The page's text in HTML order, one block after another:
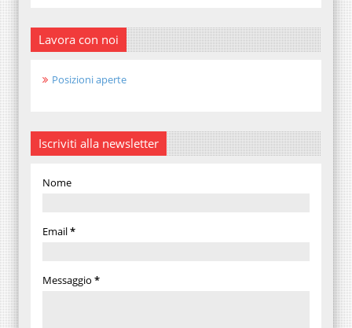
Lavora con noi
Posizioni aperte
Iscriviti alla newsletter
Nome
Email*
Messaggio *